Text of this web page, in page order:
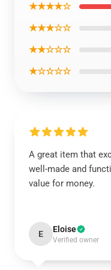
★★★★☆
★★★☆☆
★★☆☆☆
★☆☆☆☆
A great item that
well-made and
value for money.
E Eloise
Verified owner